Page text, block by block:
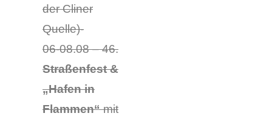
der Cliner
Quelle)-
06-08.08 – 46.
Straßenfest &
„Hafen in
Flammen“mit